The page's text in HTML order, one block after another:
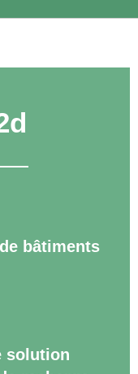
bâtiments
solution